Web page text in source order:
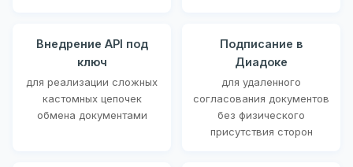
Внедрение API под
ключ
для реализации сложных
кастомных цепочек
обмена документами
Подписание в
Диадоке
для удаленного
согласования документов
без физического
присутствия сторон